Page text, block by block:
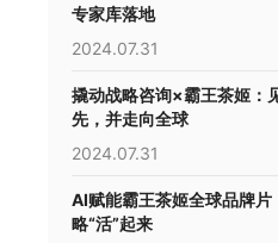
专家库落地
2024.07.31
撬动战略咨询×霸王茶姬：
先，并走向全球
2024.07.31
AI赋能霸王茶姬全球品牌
略“活”起来